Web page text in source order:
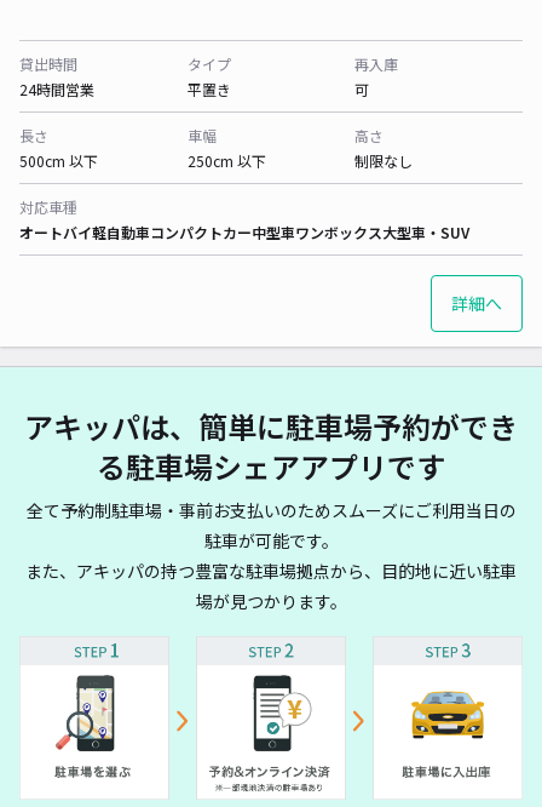
貸出時間
24時間営業
タイプ
平置き
再入庫
可
長さ
500cm 以下
車幅
250cm 以下
高さ
制限なし
対応車種
オートバイ軽自動車コンパクトカー中型車ワンボックス大型車・SUV
詳細へ
アキッパは、簡単に駐車場予約ができ
る駐車場シェアアプリです
全て予約制駐車場・事前お支払いのためスムーズにご利用当日の
駐車が可能です。
また、アキッパの持つ豊富な駐車場拠点から、目的地に近い駐車
場が見つかります。